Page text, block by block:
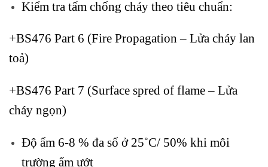
Kiểm tra tấm chống cháy theo tiêu chuẩn:
+BS476 Part 6 (Fire Propagation – Lửa cháy lan
toả)
+BS476 Part 7 (Surface spred of flame – Lửa
cháy ngọn)
Độ ẩm 6-8 % đa số ở 25˚C/ 50% khi môi
trường ẩm ướt